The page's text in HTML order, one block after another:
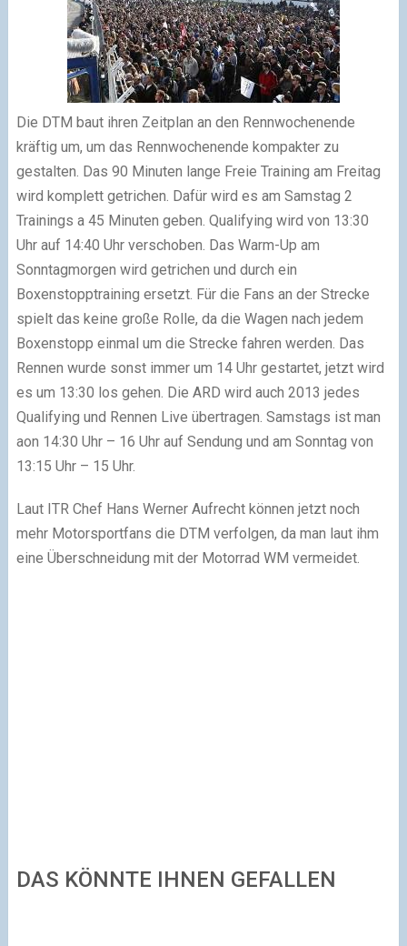
Die DTM baut ihren Zeitplan an den Rennwochenende
kräftig um, um das Rennwochenende kompakter zu
gestalten. Das 90 Minuten lange Freie Training am Freitag
wird komplett getrichen. Dafür wird es am Samstag 2
Trainings a 45 Minuten geben. Qualifying wird von 13:30
Uhr auf 14:40 Uhr verschoben. Das Warm-Up am
Sonntagmorgen wird getrichen und durch ein
Boxenstopptraining ersetzt. Für die Fans an der Strecke
spielt das keine große Rolle, da die Wagen nach jedem
Boxenstopp einmal um die Strecke fahren werden. Das
Rennen wurde sonst immer um 14 Uhr gestartet, jetzt wird
es um 13:30 los gehen. Die ARD wird auch 2013 jedes
Qualifying und Rennen Live übertragen. Samstags ist man
aon 14:30 Uhr – 16 Uhr auf Sendung und am Sonntag von
13:15 Uhr – 15 Uhr.
Laut ITR Chef Hans Werner Aufrecht können jetzt noch
mehr Motorsportfans die DTM verfolgen, da man laut ihm
eine Überschneidung mit der Motorrad WM vermeidet.
DAS KÖNNTE IHNEN GEFALLEN